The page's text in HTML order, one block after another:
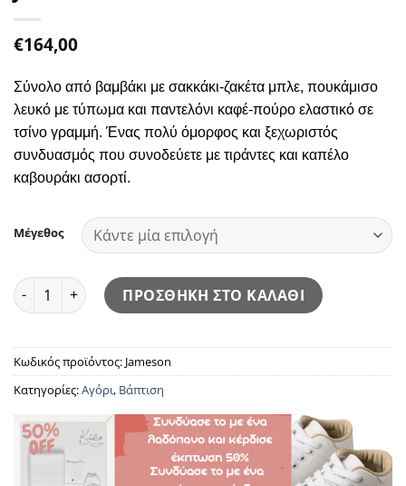
€164,00
Σύνολο από βαμβάκι με σακκάκι-ζακέτα μπλε, πουκάμισο
λευκό με τύπωμα και παντελόνι καφέ-πούρο ελαστικό σε
τσίνo γραμμή. Ένας πολύ όμορφος και ξεχωριστός
συνδυασμός που συνοδεύετε με τιράντες και καπέλο
καβουράκι ασορτί.
Μέγεθος
Jameson ποσότηταΠΡΟΣΘΗΚΗ ΣΤΟ ΚΑΛΑΘΙ
Κωδικός προϊόντος: Jameson
Κατηγορίες:Αγόρι, Βάπτιση